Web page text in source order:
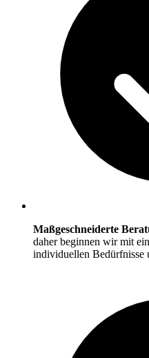
Maßgeschneiderte
daher beginnen wir mit
individuellen Bedürfnisse